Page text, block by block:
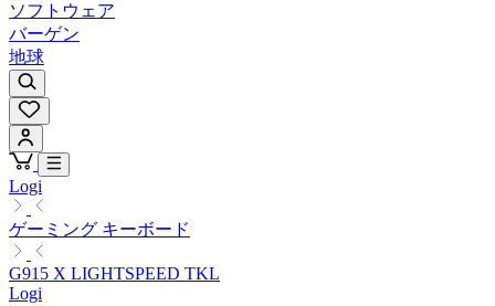
ソフトウェア
バーゲン
地球
Logi
ゲーミング キーボード
G915 X LIGHTSPEED TKL
Logi